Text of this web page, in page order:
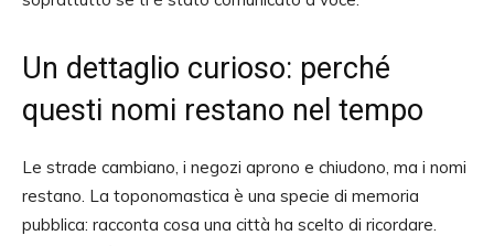
Un dettaglio curioso: perché
questi nomi restano nel tempo
Le strade cambiano, i negozi aprono e chiudono, ma i nomi
restano. La toponomastica è una specie di memoria
pubblica: racconta cosa una città ha scelto di ricordare.